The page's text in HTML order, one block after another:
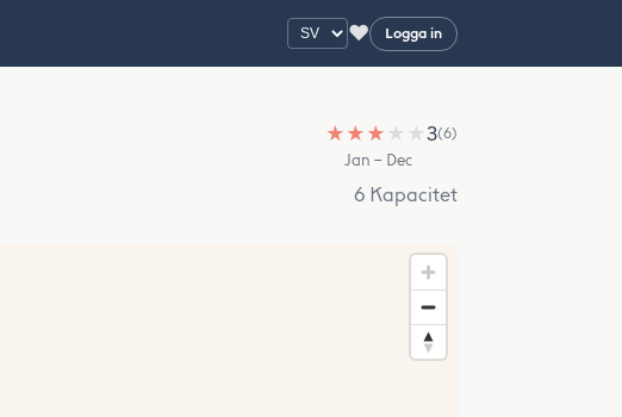
♥ Logga in
★ ★ ★ ★ ★3(6)
Jan – Dec
6 Kapacitet